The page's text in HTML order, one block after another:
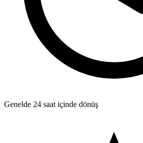
Genelde 24 saat içinde dönüş